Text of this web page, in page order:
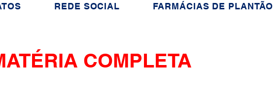
COMPLETA
REDE SOCIAL FARMÁCIAS DE PLANTÃO